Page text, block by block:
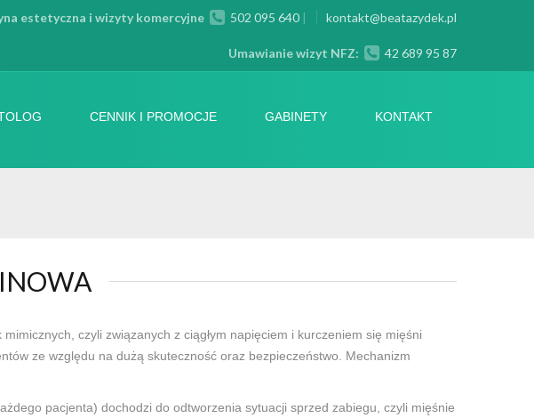
estetyczna i wizyty komercyjne 502 095 640 | kontakt@beatazydek.pl
Umawianie wizyt NFZ: 42 689 95 87
CENNIK I PROMOCJE GABINETY KONTAKT
czyli związanych z ciągłym napięciem i kurczeniem się mięśni
ze względu na dużą skuteczność oraz bezpieczeństwo. Mechanizm
pacjenta) dochodzi do odtworzenia sytuacji sprzed zabiegu, czyli mięśnie